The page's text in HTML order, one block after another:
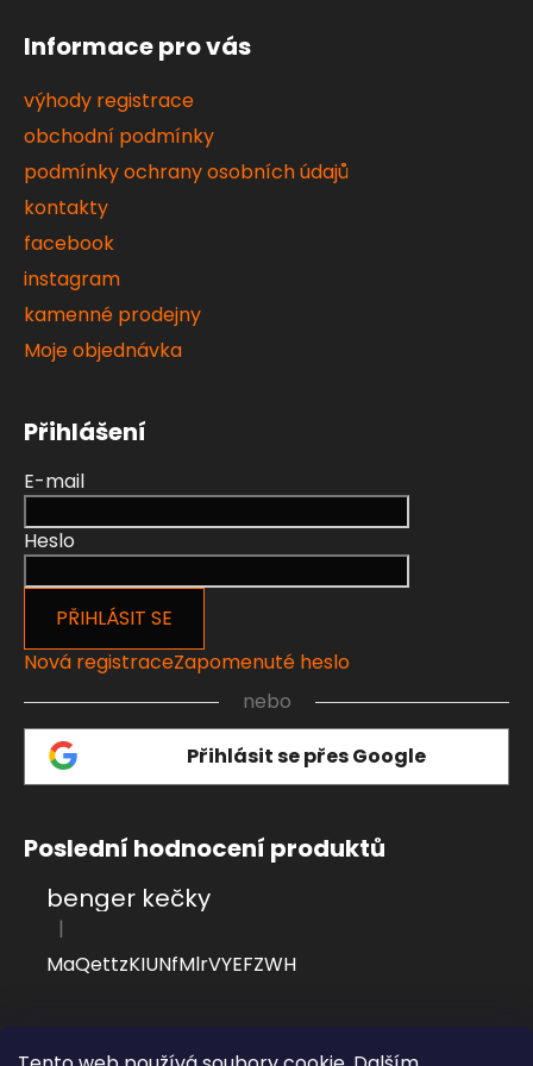
Informace pro vás
výhody registrace
obchodní podmínky
podmínky ochrany osobních údajů
kontakty
facebook
instagram
kamenné prodejny
Moje objednávka
Přihlášení
E-mail
Heslo
PŘIHLÁSIT SE
Nová registraceZapomenuté heslo
nebo
Přihlásit se přes Google
Poslední hodnocení produktů
benger kečky
Hodnocení produktu je 4 z 5 hvězdiček.
|
MaQettzKIUNfMlrVYEFZWH